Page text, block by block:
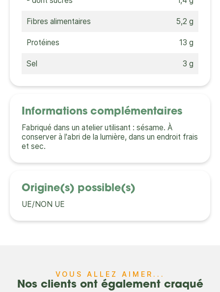
Fibres alimentaires 5,2 g
Protéines 13 g
Sel 3 g
Informations complémentaires
Fabriqué dans un atelier utilisant : sésame. À
conserver à l'abri de la lumière, dans un endroit frais
et sec.
Origine(s) possible(s)
UE/NON UE
VOUS ALLEZ AIMER...
Nos clients ont également craqué